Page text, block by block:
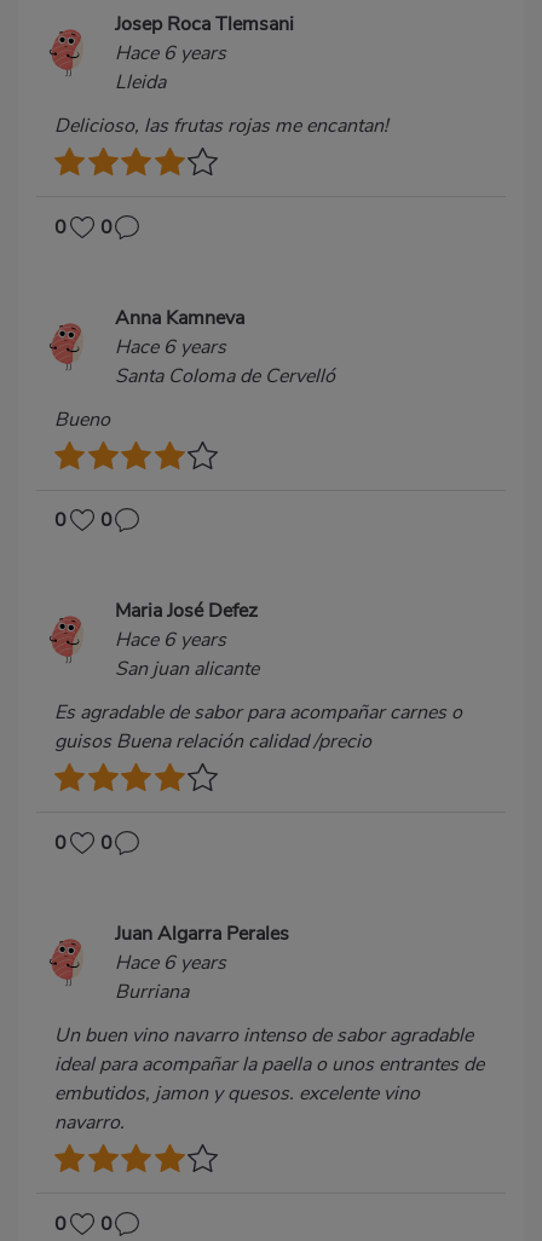
Josep Roca Tlemsani
Hace 6 years
Lleida
Delicioso, las frutas rojas me encantan!
0 0
Anna Kamneva
Hace 6 years
Santa Coloma de Cervelló
Bueno
0 0
Maria José Defez
Hace 6 years
San juan alicante
Es agradable de sabor para acompañar carnes o
guisos Buena relación calidad /precio
0 0
Juan Algarra Perales
Hace 6 years
Burriana
Un buen vino navarro intenso de sabor agradable
ideal para acompañar la paella o unos entrantes de
embutidos, jamon y quesos. excelente vino
navarro.
0 0